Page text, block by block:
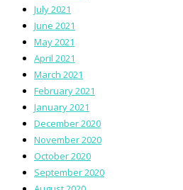
July 2021
June 2021
May 2021
April 2021
March 2021
February 2021
January 2021
December 2020
November 2020
October 2020
September 2020